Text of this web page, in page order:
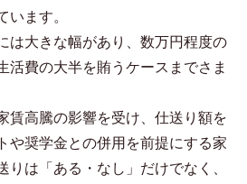
います。
は大きな幅があり、数万円程度の
活費の大半を賄うケースまでさま
賃高騰の影響を受け、仕送り額を
や奨学金との併用を前提にする家
りは「ある・なし」だけでなく、